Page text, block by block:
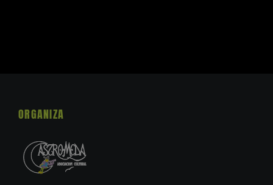
ORGANIZA